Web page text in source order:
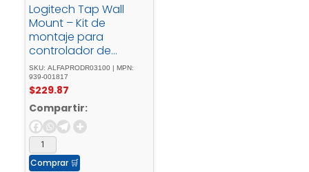
Logitech Tap Wall
Mount – Kit de
montaje para
controlador de
videoconferencia –
para Room Solution
Base Bundle, Huddle,
Large; Tap
SKU: ALFAPRODR03100 | MPN:
939-001817
$229.87
Compartir:
Comprar 🛒